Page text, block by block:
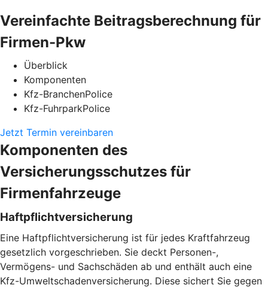
Vereinfachte Beitragsberechnung für
Firmen-Pkw
Überblick
Komponenten
Kfz-BranchenPolice
Kfz-FuhrparkPolice
Jetzt Termin vereinbaren
Komponenten des
Versicherungsschutzes für
Firmenfahrzeuge
Haftpflichtversicherung
Eine Haftpflichtversicherung ist für jedes Kraftfahrzeug
gesetzlich vorgeschrieben. Sie deckt Personen-,
Vermögens- und Sachschäden ab und enthält auch eine
Kfz-Umweltschadenversicherung. Diese sichert Sie gegen